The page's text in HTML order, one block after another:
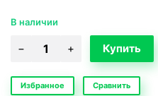
В наличии
Избранное Сравнить